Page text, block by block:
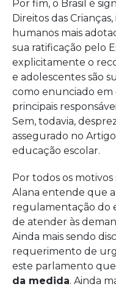
Por fim, o Brasil é
Direitos das
humanos mais
sua ratificação pelo
explicitamente o
e adolescentes são
como enunciado em
principais
Sem, todavia,
assegurado no
educação escolar.
Por todos os
Alana entende que
regulamentação do
de atender às
Ainda mais sendo
requerimento de
este parlamento que
da medida. Ainda